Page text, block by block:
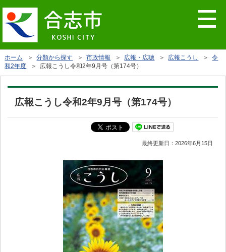
ホーム ＞分類から探す ＞市政情報 ＞ 広報・広聴 ＞ 広報こうし ＞令
和2年度 ＞ 広報こうし令和2年9月号（第174号）
広報こうし令和2年9月号（第174号）
最終更新日：2026年6月15日